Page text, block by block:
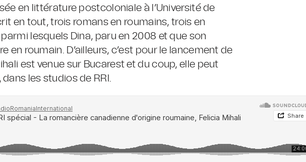
en littérature postcoloniale à l’Université de
en tout, trois romans en roumains, trois en
lesquels Dina, paru en 2008 et que son
en roumain. D’ailleurs, c’est pour le lancement de
est venue sur Bucarest et du coup, elle peut
les studios de RRI.